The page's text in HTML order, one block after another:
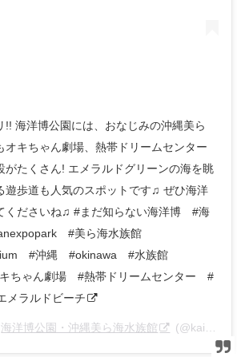
!! 海洋博公園には、おなじみの沖縄美ら
オキちゃん劇場、熱帯ドリームセンター
がたくさん! エメラルドグリーンの海を眺
遊歩道も人気のスポットです♫ ぜひ海洋
くださいね♫ #まだ知らない海洋博 #海
#美ら海水族館
#沖縄 #okinawa #水族館
ちゃん劇場 #熱帯ドリームセンター #
ラルドビーチ
海洋博公園・沖縄美ら海水族館 (@kaiyohaku_churaumi) on